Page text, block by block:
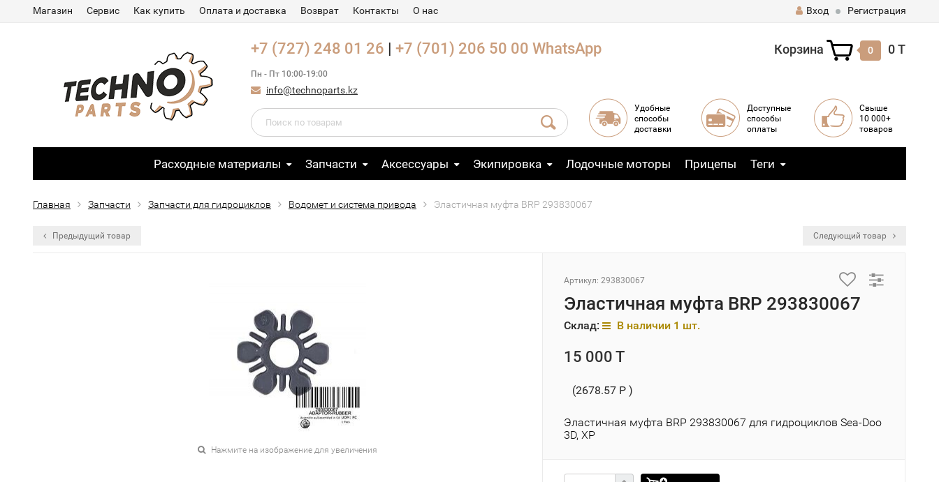
Магазин Сервис Как купить Оплата и доставка Возврат Контакты О нас Вход Регистрация
+7 (727) 248 01 26 | +7 (701) 206 50 00 WhatsApp
Пн - Пт 10:00-19:00
info@technoparts.kz
Корзина 0 0 T
Удобные
способы
доставки
Доступные
способы
оплаты
Свыше
10 000+
товаров
Расходные материалы Запчасти Аксессуары Экипировка Лодочные моторы Прицепы Теги
Главная Запчасти Запчасти для гидроциклов Водомет и система привода Эластичная муфта BRP 293830067
Предыдущий товар Следующий товар
Нажмите на изображение для увеличения
Артикул: 293830067
Эластичная муфта BRP 293830067
Склад: В наличии 1 шт.
15 000 T
(2678.57 P )
Эластичная муфта BRP 293830067 для гидроциклов Sea-Doo
3D, ХР